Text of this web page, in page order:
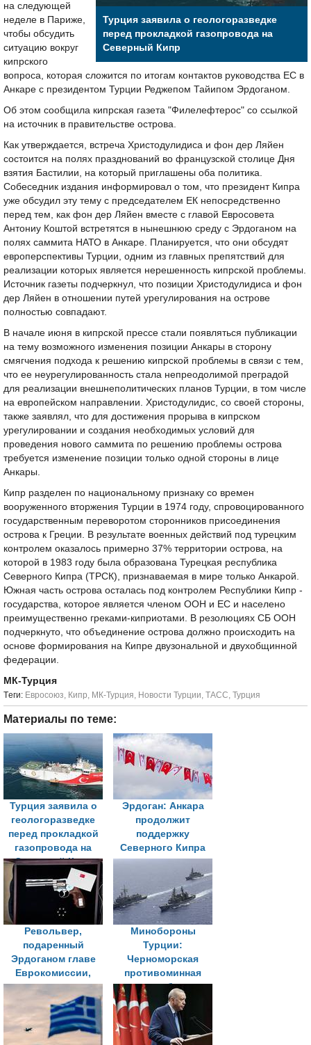
Турция заявила о геологоразведке
перед прокладкой газопровода на
Северный Кипр
на следующей
неделе в Париже,
чтобы обсудить
ситуацию вокруг
кипрского
вопроса, которая сложится по итогам контактов руководства ЕС в
Анкаре с президентом Турции Реджепом Тайипом Эрдоганом.
Об этом сообщила кипрская газета "Филелефтерос" со ссылкой
на источник в правительстве острова.
Как утверждается, встреча Христодулидиса и фон дер Ляйен
состоится на полях празднований во французской столице Дня
взятия Бастилии, на который приглашены оба политика.
Собеседник издания информировал о том, что президент Кипра
уже обсудил эту тему с председателем ЕК непосредственно
перед тем, как фон дер Ляйен вместе с главой Евросовета
Антониу Коштой встретятся в нынешнюю среду с Эрдоганом на
полях саммита НАТО в Анкаре. Планируется, что они обсудят
европерспективы Турции, одним из главных препятствий для
реализации которых является нерешенность кипрской проблемы.
Источник газеты подчеркнул, что позиции Христодулидиса и фон
дер Ляйен в отношении путей урегулирования на острове
полностью совпадают.
В начале июня в кипрской прессе стали появляться публикации
на тему возможного изменения позиции Анкары в сторону
смягчения подхода к решению кипрской проблемы в связи с тем,
что ее неурегулированность стала непреодолимой преградой
для реализации внешнеполитических планов Турции, в том числе
на европейском направлении. Христодулидис, со своей стороны,
также заявлял, что для достижения прорыва в кипрском
урегулировании и создания необходимых условий для
проведения нового саммита по решению проблемы острова
требуется изменение позиции только одной стороны в лице
Анкары.
Кипр разделен по национальному признаку со времен
вооруженного вторжения Турции в 1974 году, спровоцированного
государственным переворотом сторонников присоединения
острова к Греции. В результате военных действий под турецким
контролем оказалось примерно 37% территории острова, на
которой в 1983 году была образована Турецкая республика
Северного Кипра (ТРСК), признаваемая в мире только Анкарой.
Южная часть острова осталась под контролем Республики Кипр -
государства, которое является членом ООН и ЕС и населено
преимущественно греками-киприотами. В резолюциях СБ ООН
подчеркнуто, что объединение острова должно происходить на
основе формирования на Кипре двузональной и двухобщинной
федерации.
МК-Турция
Tеги: Евросоюз, Кипр, МК-Турция, Новости Турции, ТАСС, Турция
Материалы по теме:
Турция заявила о
геологоразведке
перед прокладкой
газопровода на
Северный Кипр
Эрдоган: Анкара
продолжит
поддержку
Северного Кипра
Револьвер,
подаренный
Эрдоганом главе
Еврокомиссии,
охолостят и
передадут в музей
Минобороны
Турции:
Черноморская
противоминная
группа будет
обеспечивать
защиту подводной
инфраструктуры